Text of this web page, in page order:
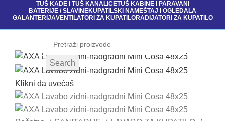
TUŠ KADE I TUŠ KANALICETUŠ KABINE I PARAVANI
BATERIJE / SLAVINEKUPATILSKI NAMEŠTAJ I OGLEDALA
GALANTERIJAVENTILATORI ZA KUPATILORADIJATORI ZA KUPATILO
Search
Klikni da uvećaš